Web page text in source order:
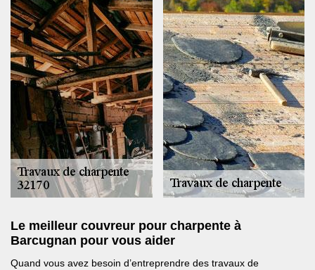
Le meilleur couvreur pour charpente à
Barcugnan pour vous aider
Quand vous avez besoin d’entreprendre des travaux de